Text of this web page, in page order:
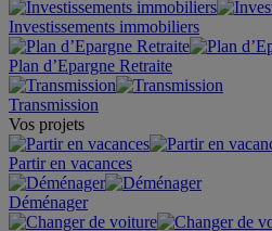
Investissements immobiliers
Plan d’Epargne Retraite
Transmission
Vos projets
Partir en vacances
Déménager